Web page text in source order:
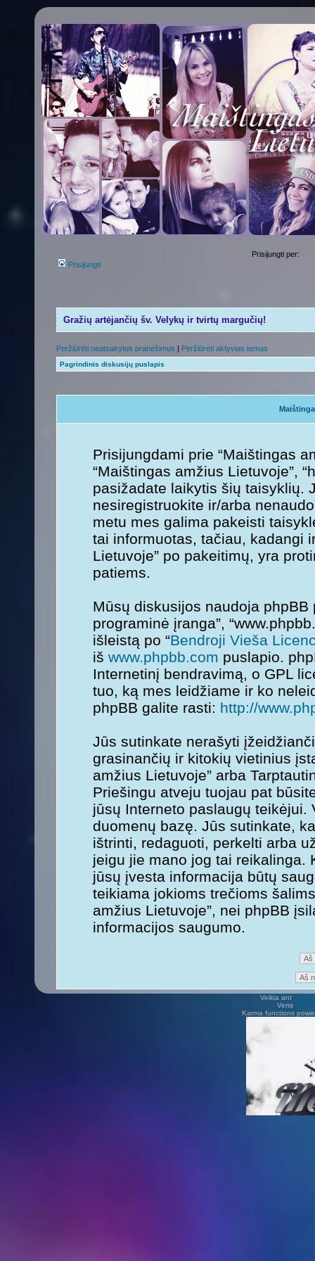
Prisijungti
Prisijungti per:
Gražių artėjančių šv. Velykų ir tvirtų margučių!
Peržiūrėti neatsakytus pranešimus | Peržiūrėti aktyvias temas
Pagrindinis diskusijų puslapis
Prisijungdami prie “Maištingas
“Maištingas amžius Lietuvoje”,
pasižadate laikytis šių taisyklių.
nesiregistruokite ir/arba
metu mes galima pakeisti
tai informuotas, tačiau, kadangi
Lietuvoje” po pakeitimų, yra
patiems.
Mūsų diskusijos naudoja phpBB
programinė įranga”,
išleistą po “Bendroji Vieša
iš www.phpbb.com puslapio.
Internetinį bendravimą, o GPL
tuo, ką mes leidžiame ir ko
phpBB galite rasti: http://
Jūs sutinkate nerašyti
grasinančių ir kitokių vietinius
amžius Lietuvoje” arba
Priešingu atveju tuojau pat
jūsų Interneto paslaugų
duomenų bazę. Jūs sutinkate,
ištrinti, redaguoti, perkelti arba
jeigu jie mano jog tai reikalinga.
jūsų įvesta informacija būtų
teikiama jokioms trečioms
amžius Lietuvoje”, nei phpBB
informacijos saugumo.
Veikia ant
Vertė Vilius
Karma functions